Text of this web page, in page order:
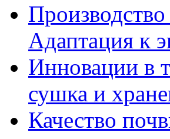
Адаптация к
Инновации в
сушка и
Качество